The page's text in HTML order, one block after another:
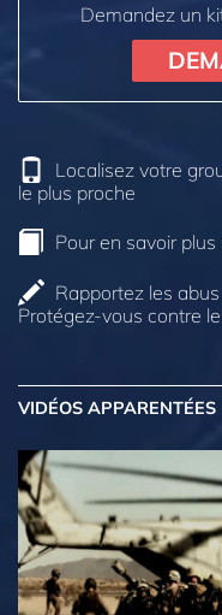
Demandez un
Localisez votre
le plus proche
Pour en savoir plus
Rapportez les
Protégez-vous contre
VIDÉOS APPARENTÉES